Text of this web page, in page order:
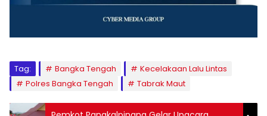
Tag: Bangka Tengah
Kecelakaan Lalu Lintas
Polres Bangka Tengah
Tabrak Maut